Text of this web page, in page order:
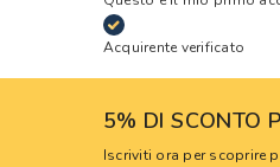
Acquirente verificato
5% DI SCONTO
Iscriviti ora per scoprire